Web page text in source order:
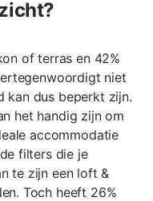
of terras en 42%
niet
kan dus beperkt zijn.
het handig zijn om
accommodatie
filters die je
te zijn een loft &
Toch heeft 26%